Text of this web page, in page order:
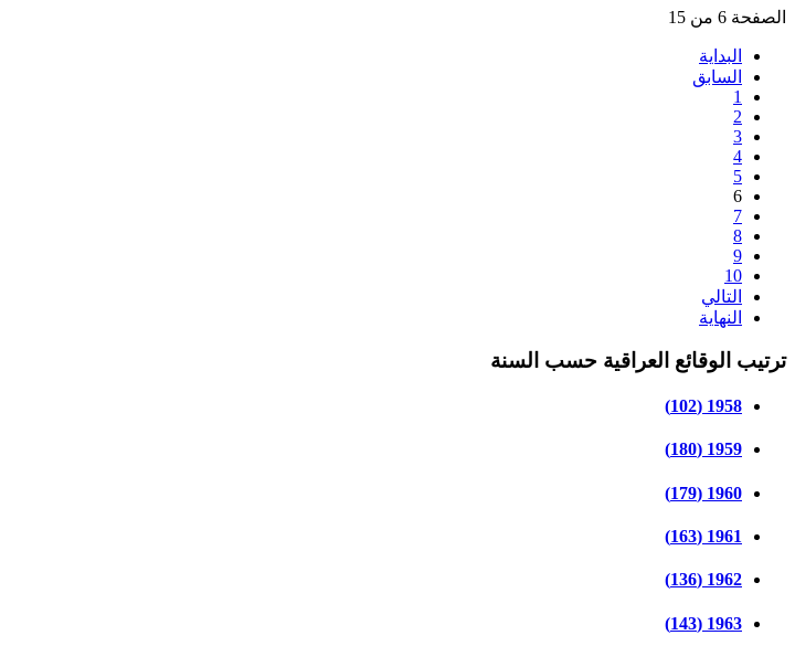
الصفحة 6 من 15
البداية
السابق
1
2
3
4
5
6
7
8
9
10
التالي
النهاية
ترتيب الوقائع العراقية حسب السنة
1958 (102)
1959 (180)
1960 (179)
1961 (163)
1962 (136)
1963 (143)